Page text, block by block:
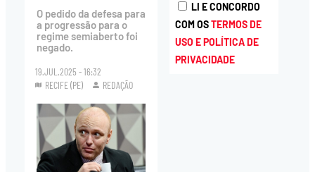
O pedido da defesa para
a progressão para o
regime semiaberto foi
negado.
19.JUL.2025 - 16:32
RECIFE (PE)
REDAÇÃO
LI E CONCORDO
COM OSTERMOS DE
USO E POLÍTICA DE
PRIVACIDADE